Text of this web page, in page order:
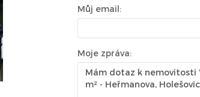
Můj email:
Moje zpráva: